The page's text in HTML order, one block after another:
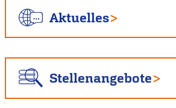
Aktuelles
Stellenangebote